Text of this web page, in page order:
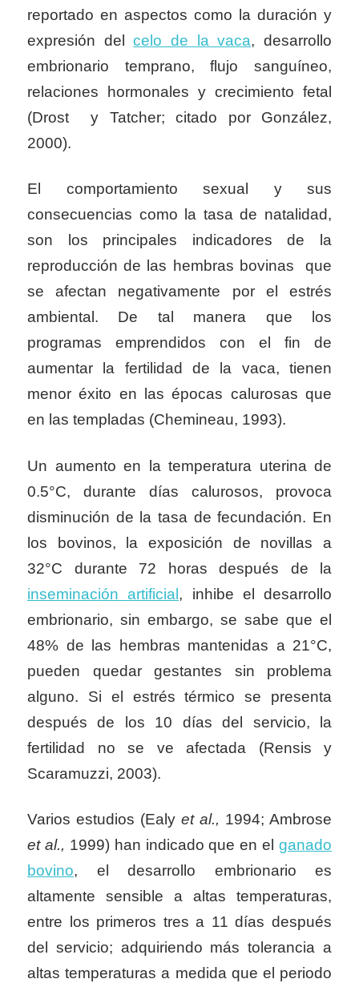
reportado en aspectos como la duración y
expresión delcelo de la vaca, desarrollo
embrionario temprano, flujo sanguíneo,
relaciones hormonales y crecimiento fetal
(Drost y Tatcher; citado por González,
2000).
El comportamiento sexual y sus
consecuencias como la tasa de natalidad,
son los principales indicadores de la
reproducción de las hembras bovinas que
se afectan negativamente por el estrés
ambiental. De tal manera que los
programas emprendidos con el fin de
aumentar la fertilidad de la vaca, tienen
menor éxito en las épocas calurosas que
en las templadas (Chemineau, 1993).
Un aumento en la temperatura uterina de
0.5°C, durante días calurosos, provoca
disminución de la tasa de fecundación. En
los bovinos, la exposición de novillas a
32°C durante 72 horas después de la
inseminación artificial, inhibe el desarrollo
embrionario, sin embargo, se sabe que el
48% de las hembras mantenidas a 21°C,
pueden quedar gestantes sin problema
alguno. Si el estrés térmico se presenta
después de los 10 días del servicio, la
fertilidad no se ve afectada (Rensis y
Scaramuzzi, 2003).
Varios estudios (Ealy et al., 1994; Ambrose
et al., 1999) han indicado que en el ganado
bovino, el desarrollo embrionario es
altamente sensible a altas temperaturas,
entre los primeros tres a 11 días después
del servicio; adquiriendo más tolerancia a
altas temperaturas a medida que el periodo